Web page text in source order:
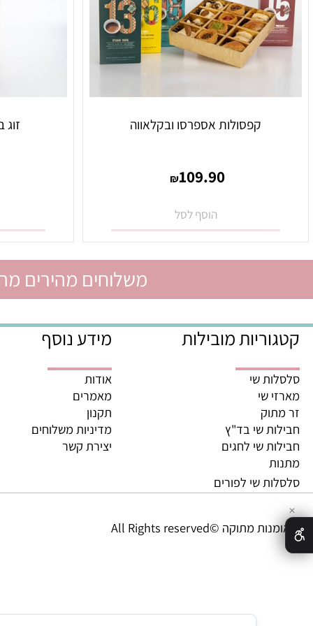
₪109.90
משלוחים מהירים
מובילות
שי
שי
שי בד"ץ
שי לחגים
שי לפורים
מידע נוסף
מאמרים
יצירת קשר